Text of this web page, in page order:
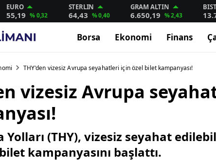
EURO
55,19 % 0,32
STERLIN
64,43 % 0,40
GRAM ALTIN
6.650,19 % 2,43
Borsa Ekonomi Finans
THY'den vizesiz Avrupa seyahatleri için özel bilet kampanyası!
vizesiz Avrupa
Yolları (THY), vizesiz seyahat
kampanyasını başlattı.